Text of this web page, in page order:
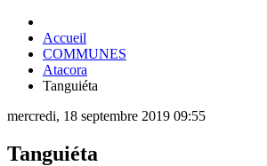
Accueil
COMMUNES
Atacora
Tanguiéta
mercredi, 18 septembre 2019 09:55
Tanguiéta